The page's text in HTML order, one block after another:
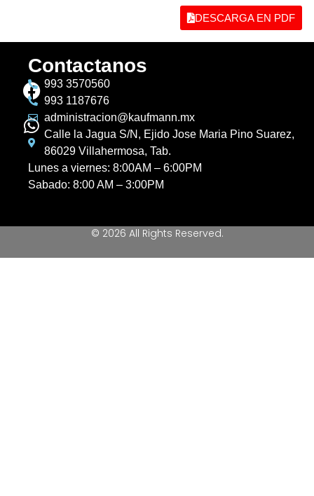
DESCARGA EN PDF
Contactanos
993 3570560
993 1187676
administracion@kaufmann.mx
Calle la Jagua S/N, Ejido Jose Maria Pino Suarez,
86029 Villahermosa, Tab.
Lunes a viernes: 8:00AM – 6:00PM
Sabado: 8:00 AM – 3:00PM
© 2026 All Rights Reserved.